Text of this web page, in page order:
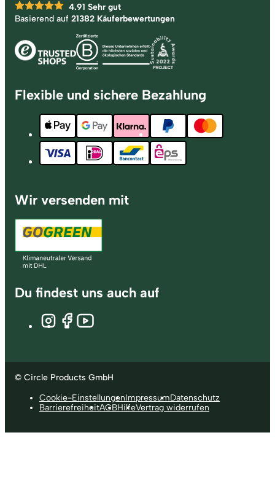
4.91 Sehr gut
Basierend auf 21382 Käuferbewertungen
Flexible und sichere Bezahlung
Wir versenden mit
Du findest uns auch auf
© Circle Products GmbH
Cookie-EinstellungenImpressumDatenschutz
BarrierefreiheitAGBHilfeVertrag widerrufen